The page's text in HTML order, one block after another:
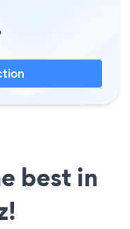
best in